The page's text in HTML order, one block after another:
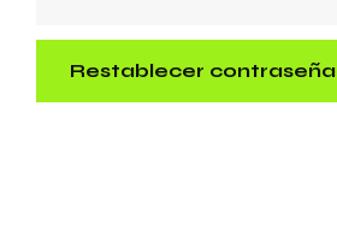
Restablecer contraseña